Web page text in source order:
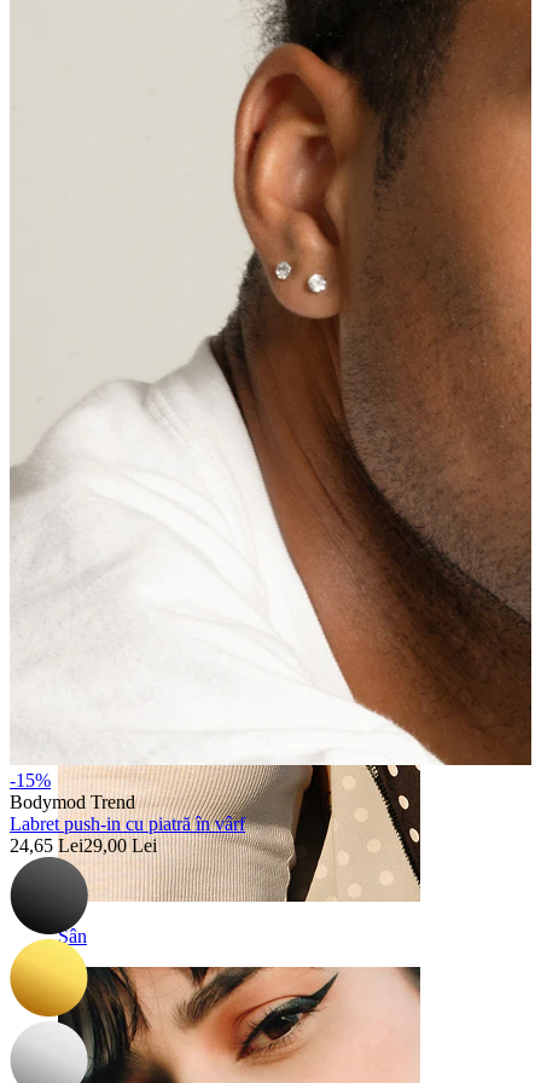
Sân
-15%
Bodymod Trend
Labret push-in cu piatră în vârf
24,65 Lei29,00 Lei